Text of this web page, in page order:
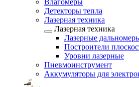
Влагомеры
Детекторы тепла
Лазерная техника
Лазерная техника
Лазерные
Построители
Уровни лазерные
Пневмоинструмент
Аккумуляторы для